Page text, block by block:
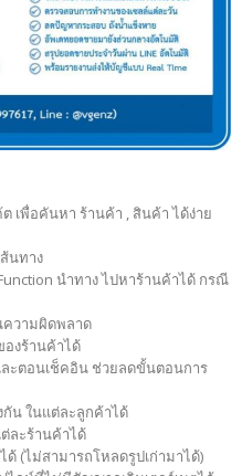
เพื่อคันหา ร้านค้า , สินค้า ได้ง่าย
นทาง
นำทาง ไปหาร้านค้าได้ กรณี
วามผิดพลาด
องร้านค้าได้
ะตอนเช็คอิน ช่วยลดขั้นตอนการ
น ในแต่ละลูกค้าได้
ละร้านค้าได้
(ไม่สามารถโหลดรูปเก่ามาได้)